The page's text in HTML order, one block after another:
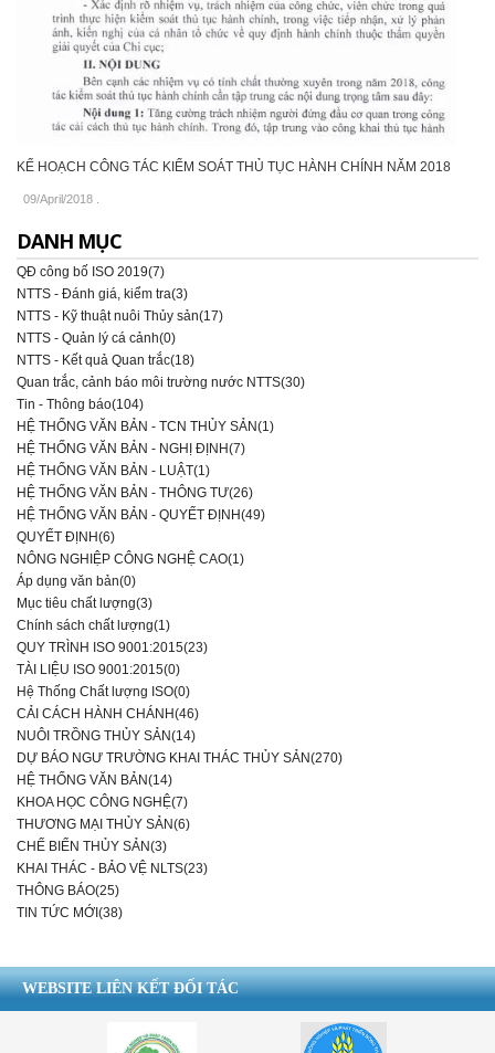
KẾ HOẠCH CÔNG TÁC KIỂM SOÁT THỦ TỤC HÀNH CHÍNH NĂM 2018
09/April/2018
DANH MỤC
QĐ công bố ISO 2019(7)
NTTS - Đánh giá, kiểm tra(3)
NTTS - Kỹ thuật nuôi Thủy sản(17)
NTTS - Quản lý cá cảnh(0)
NTTS - Kết quả Quan trắc(18)
Quan trắc, cảnh báo môi trường nước NTTS(30)
Tin - Thông báo(104)
HỆ THỐNG VĂN BẢN - TCN THỦY SẢN(1)
HỆ THỐNG VĂN BẢN - NGHỊ ĐỊNH(7)
HỆ THỐNG VĂN BẢN - LUẬT(1)
HỆ THỐNG VĂN BẢN - THÔNG TƯ(26)
HỆ THỐNG VĂN BẢN - QUYẾT ĐỊNH(49)
QUYẾT ĐỊNH(6)
NÔNG NGHIỆP CÔNG NGHỆ CAO(1)
Áp dụng văn bản(0)
Mục tiêu chất lượng(3)
Chính sách chất lượng(1)
QUY TRÌNH ISO 9001:2015(23)
TÀI LIỆU ISO 9001:2015(0)
Hệ Thống Chất lượng ISO(0)
CẢI CÁCH HÀNH CHÁNH(46)
NUÔI TRỒNG THỦY SẢN(14)
DỰ BÁO NGƯ TRƯỜNG KHAI THÁC THỦY SẢN(270)
HỆ THỐNG VĂN BẢN(14)
KHOA HỌC CÔNG NGHỆ(7)
THƯƠNG MẠI THỦY SẢN(6)
CHẾ BIẾN THỦY SẢN(3)
KHAI THÁC - BẢO VỆ NLTS(23)
THÔNG BÁO(25)
TIN TỨC MỚI(38)
WEBSITE LIÊN KẾT ĐỐI TÁC